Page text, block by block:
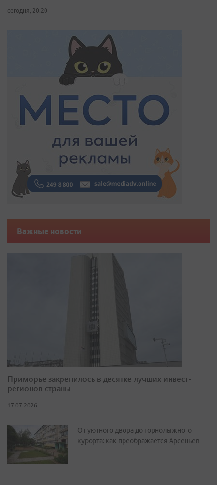
сегодня, 20:20
Важные новости
Приморье закрепилось в десятке лучших инвест-
регионов страны
17.07.2026
От уютного двора до горнолыжного
курорта: как преображается Арсеньев